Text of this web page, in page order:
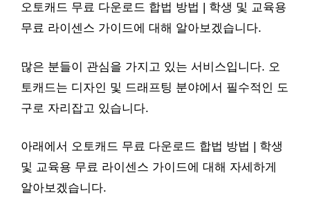
오토캐드 무료 다운로드 합법 방법 | 학생 및 교육용
무료 라이센스 가이드에 대해 알아보겠습니다.
많은 분들이 관심을 가지고 있는 서비스입니다. 오
토캐드는 디자인 및 드래프팅 분야에서 필수적인 도
구로 자리잡고 있습니다.
아래에서 오토캐드 무료 다운로드 합법 방법 | 학생
및 교육용 무료 라이센스 가이드에 대해 자세하게
알아보겠습니다.